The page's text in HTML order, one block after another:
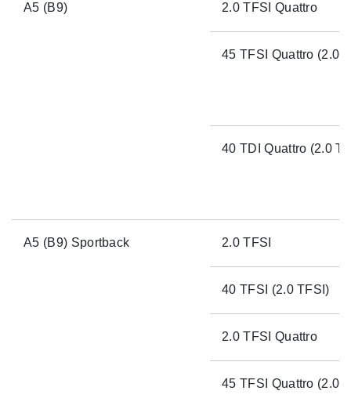
A5 (B9) 2.0 TFSI Quattro
45 TFSI Quattro (2.0
40 TDI Quattro (2.0
A5 (B9) Sportback 2.0 TFSI
40 TFSI (2.0 TFSI)
2.0 TFSI Quattro
45 TFSI Quattro (2.0